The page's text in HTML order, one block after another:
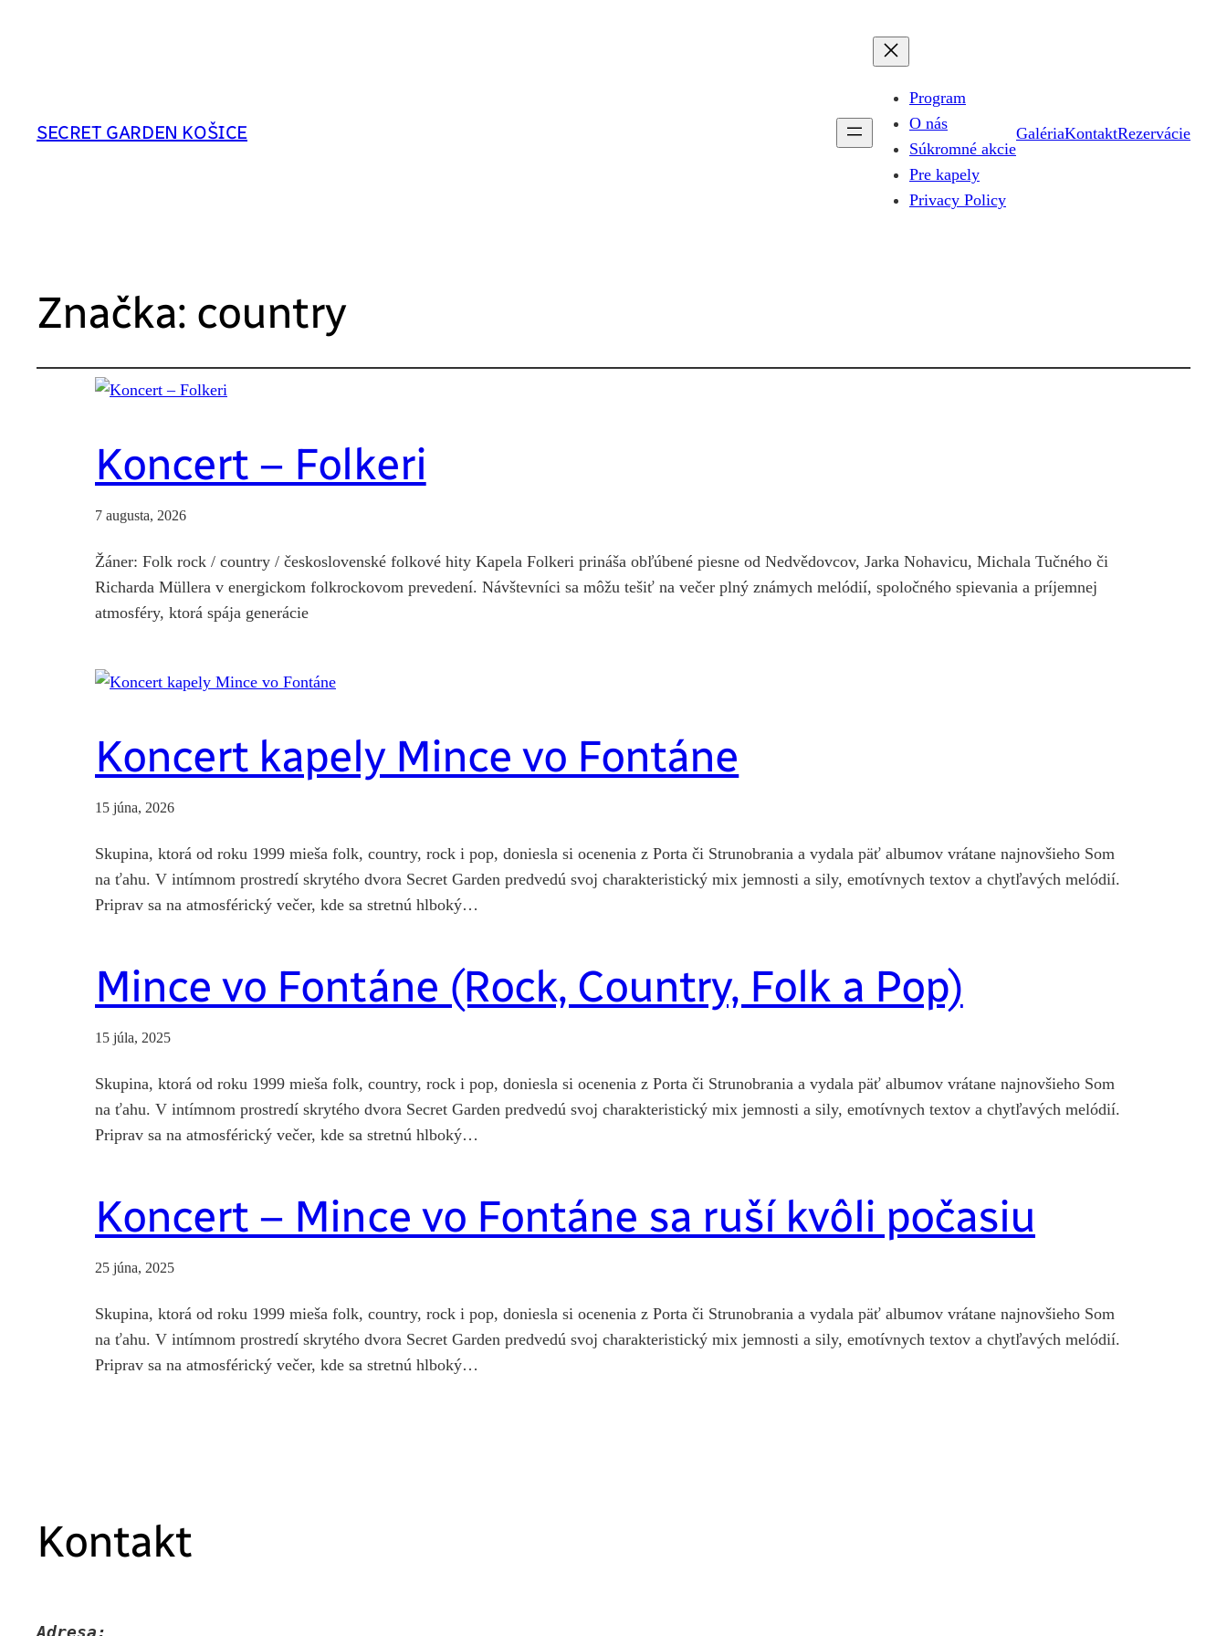
SECRET GARDEN KOŠICE
Program
O nás
Súkromné akcie
Pre kapely
Privacy Policy
GalériaKontaktRezervácie
Značka: country
Koncert – Folkeri
7 augusta, 2026
Žáner: Folk rock / country / československé folkové hity Kapela Folkeri prináša obľúbené piesne od Nedvědovcov, Jarka Nohavicu, Michala Tučného či
Richarda Müllera v energickom folkrockovom prevedení. Návštevníci sa môžu tešiť na večer plný známych melódií, spoločného spievania a príjemnej
atmosféry, ktorá spája generácie
Koncert kapely Mince vo Fontáne
15 júna, 2026
Skupina, ktorá od roku 1999 mieša folk, country, rock i pop, doniesla si ocenenia z Porta či Strunobrania a vydala päť albumov vrátane najnovšieho Som
na ťahu. V intímnom prostredí skrytého dvora Secret Garden predvedú svoj charakteristický mix jemnosti a sily, emotívnych textov a chytľavých melódií.
Priprav sa na atmosférický večer, kde sa stretnú hlboký…
Mince vo Fontáne (Rock, Country, Folk a Pop)
15 júla, 2025
Skupina, ktorá od roku 1999 mieša folk, country, rock i pop, doniesla si ocenenia z Porta či Strunobrania a vydala päť albumov vrátane najnovšieho Som
na ťahu. V intímnom prostredí skrytého dvora Secret Garden predvedú svoj charakteristický mix jemnosti a sily, emotívnych textov a chytľavých melódií.
Priprav sa na atmosférický večer, kde sa stretnú hlboký…
Koncert – Mince vo Fontáne sa ruší kvôli počasiu
25 júna, 2025
Skupina, ktorá od roku 1999 mieša folk, country, rock i pop, doniesla si ocenenia z Porta či Strunobrania a vydala päť albumov vrátane najnovšieho Som
na ťahu. V intímnom prostredí skrytého dvora Secret Garden predvedú svoj charakteristický mix jemnosti a sily, emotívnych textov a chytľavých melódií.
Priprav sa na atmosférický večer, kde sa stretnú hlboký…
Kontakt
Adresa: